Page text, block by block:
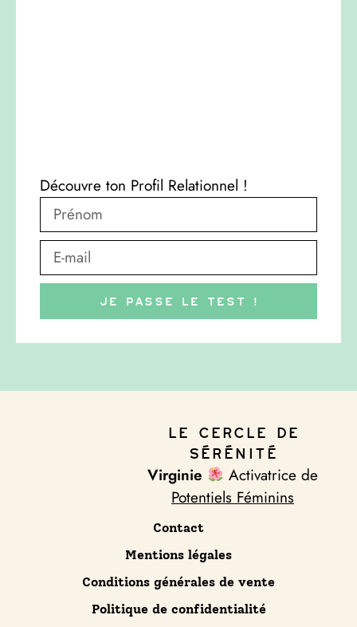
Découvre ton Profil Relationnel !
Je passe le test !
Le Cercle de
Sérénité
Virginie
Activatrice de
Potentiels Féminins
Contact
Mentions légales
Conditions générales de vente
Politique de confidentialité